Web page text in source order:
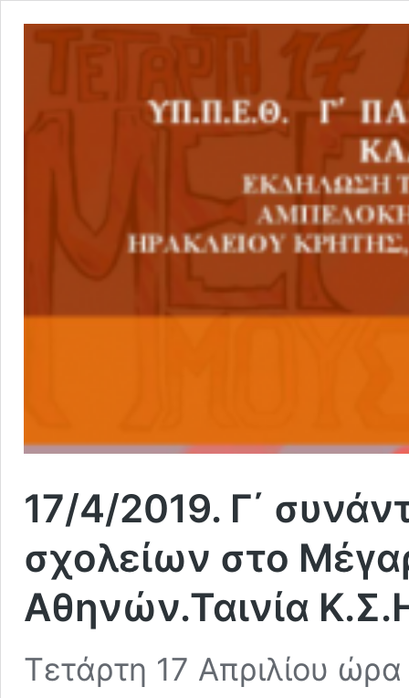
17/4/2019. Γ΄
σχολείων στο
Αθηνών.Ταινία
Τετάρτη 17 Απριλίου